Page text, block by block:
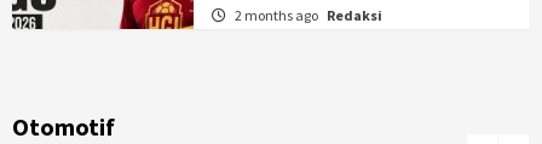
2 months ago Redaksi
Otomotif